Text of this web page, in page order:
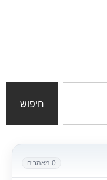
חיפוש
0 מאמרים